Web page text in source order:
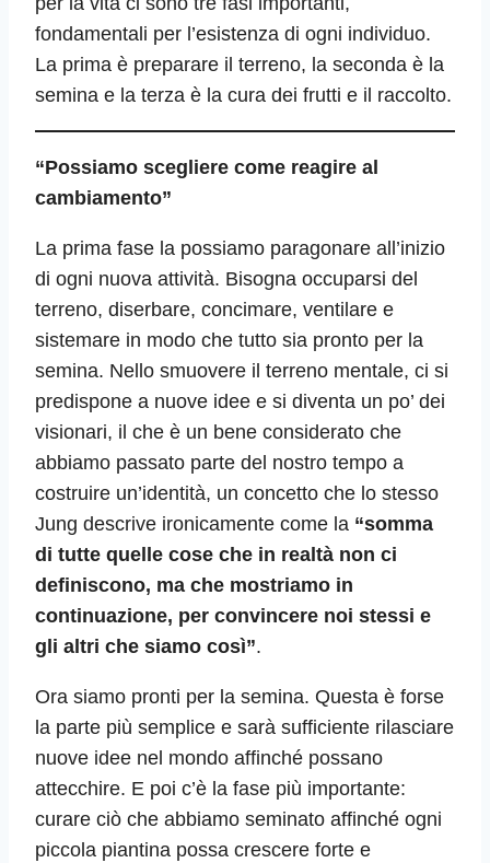
fondamentali per l’esistenza di ogni individuo.
La prima è preparare il terreno, la seconda è la
semina e la terza è la cura dei frutti e il raccolto.
“Possiamo scegliere come reagire al
cambiamento”
La prima fase la possiamo paragonare all’inizio
di ogni nuova attività. Bisogna occuparsi del
terreno, diserbare, concimare, ventilare e
sistemare in modo che tutto sia pronto per la
semina. Nello smuovere il terreno mentale, ci si
predispone a nuove idee e si diventa un po’ dei
visionari, il che è un bene considerato che
abbiamo passato parte del nostro tempo a
costruire un’identità, un concetto che lo stesso
Jung descrive ironicamente come la “somma
di tutte quelle cose che in realtà non ci
definiscono, ma che mostriamo in
continuazione, per convincere noi stessi e
gli altri che siamo così”.
Ora siamo pronti per la semina. Questa è forse
la parte più semplice e sarà sufficiente rilasciare
nuove idee nel mondo affinché possano
attecchire. E poi c’è la fase più importante:
curare ciò che abbiamo seminato affinché ogni
piccola piantina possa crescere forte e